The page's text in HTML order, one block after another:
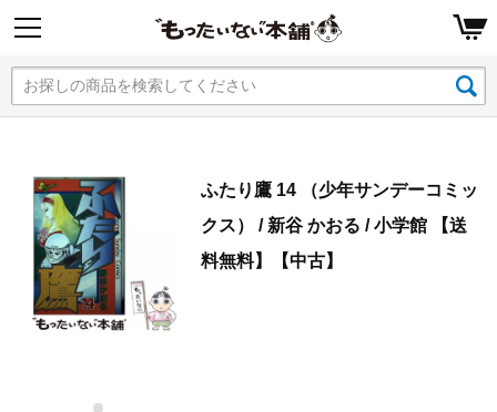
ふたり鷹 14 （少年サンデーコミッ
クス） / 新谷 かおる / 小学館 【送
料無料】【中古】